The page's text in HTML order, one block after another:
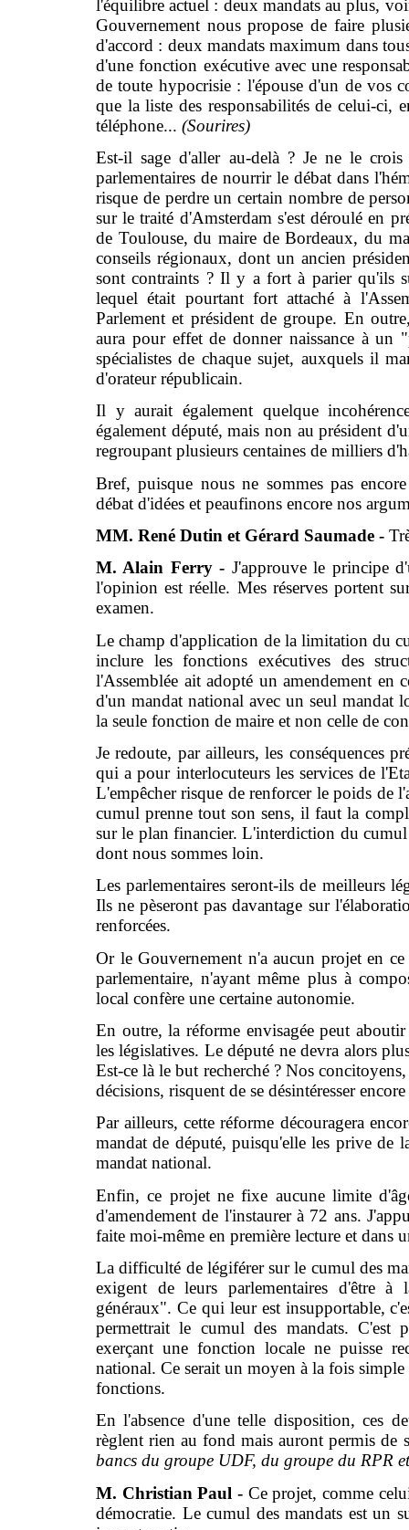
l'équilibre actuel : deux mandats au plus,
Gouvernement nous propose de faire
d'accord : deux mandats maximum dans
d'une fonction exécutive avec une
de toute hypocrisie : l'épouse d'un de vos
que la liste des responsabilités de celui-ci,
téléphone... (Sourires)
Est-il sage d'aller au-delà ? Je ne le
parlementaires de nourrir le débat dans
risque de perdre un certain nombre de
sur le traité d'Amsterdam s'est déroulé en
de Toulouse, du maire de Bordeaux, du
conseils régionaux, dont un ancien
sont contraints ? Il y a fort à parier qu'ils
lequel était pourtant fort attaché à
Parlement et président de groupe. En
aura pour effet de donner naissance à un
spécialistes de chaque sujet, auxquels il
d'orateur républicain.
Il y aurait également quelque
également député, mais non au président
regroupant plusieurs centaines de milliers
Bref, puisque nous ne sommes pas
débat d'idées et peaufinons encore nos
MM. René Dutin et Gérard Saumade -
M. Alain Ferry - J'approuve le principe
l'opinion est réelle. Mes réserves portent
examen.
Le champ d'application de la limitation du
inclure les fonctions exécutives des
l'Assemblée ait adopté un amendement en
d'un mandat national avec un seul
la seule fonction de maire et non celle de
Je redoute, par ailleurs, les conséquences
qui a pour interlocuteurs les services de
L'empêcher risque de renforcer le poids de
cumul prenne tout son sens, il faut la
sur le plan financier. L'interdiction du
dont nous sommes loin.
Les parlementaires seront-ils de meilleurs
Ils ne pèseront pas davantage sur
renforcées.
Or le Gouvernement n'a aucun projet en
parlementaire, n'ayant même plus à
local confère une certaine autonomie.
En outre, la réforme envisagée peut
les législatives. Le député ne devra alors
Est-ce là le but recherché ? Nos
décisions, risquent de se désintéresser
Par ailleurs, cette réforme découragera
mandat de député, puisqu'elle les prive de
mandat national.
Enfin, ce projet ne fixe aucune limite
d'amendement de l'instaurer à 72 ans.
faite moi-même en première lecture et dans
La difficulté de légiférer sur le cumul des
exigent de leurs parlementaires d'être
généraux". Ce qui leur est insupportable,
permettrait le cumul des mandats. C'est
exerçant une fonction locale ne puisse
national. Ce serait un moyen à la fois
fonctions.
En l'absence d'une telle disposition, ces
règlent rien au fond mais auront permis de
bancs du groupe UDF, du groupe du RPR
M. Christian Paul - Ce projet, comme
démocratie. Le cumul des mandats est un